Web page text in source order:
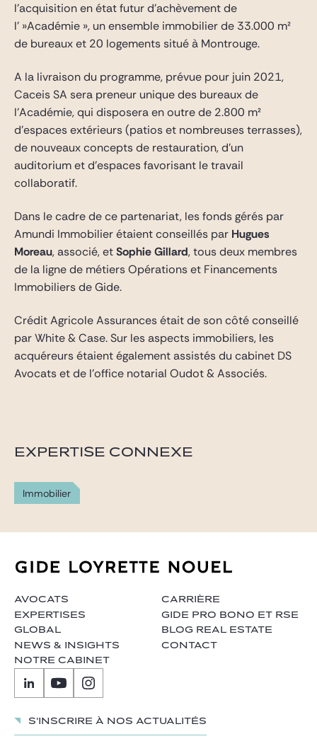
l’acquisition en état futur d’achèvement de
l' »Académie », un ensemble immobilier de 33.000 m²
de bureaux et 20 logements situé à Montrouge.
A la livraison du programme, prévue pour juin 2021,
Caceis SA sera preneur unique des bureaux de
l’Académie, qui disposera en outre de 2.800 m²
d’espaces extérieurs (patios et nombreuses terrasses),
de nouveaux concepts de restauration, d’un
auditorium et d’espaces favorisant le travail
collaboratif.
Dans le cadre de ce partenariat, les fonds gérés par
Amundi Immobilier étaient conseillés par Hugues
Moreau, associé, etSophie Gillard, tous deux membres
de la ligne de métiers Opérations et Financements
Immobiliers de Gide.
Crédit Agricole Assurances était de son côté conseillé
par White & Case. Sur les aspects immobiliers, les
acquéreurs étaient également assistés du cabinet DS
Avocats et de l’office notarial Oudot & Associés.
EXPERTISE CONNEXE
Immobilier
AVOCATS
EXPERTISES
GLOBAL
NEWS & INSIGHTS
NOTRE CABINET
CARRIÈRE
GIDE PRO BONO ET RSE
BLOG REAL ESTATE
CONTACT
S'inscrire à nos actualités